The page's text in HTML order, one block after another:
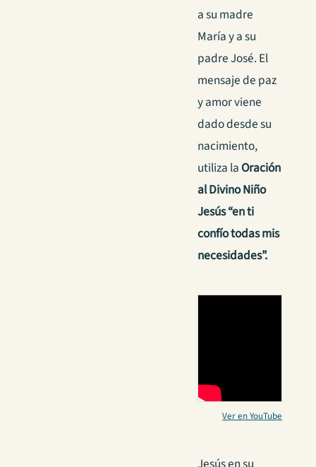
a su madre
María y a su
padre José. El
mensaje de paz
y amor viene
dado desde su
nacimiento,
utiliza la Oración
al Divino Niño
Jesús “en ti
confío todas mis
necesidades”.
Ver en YouTube